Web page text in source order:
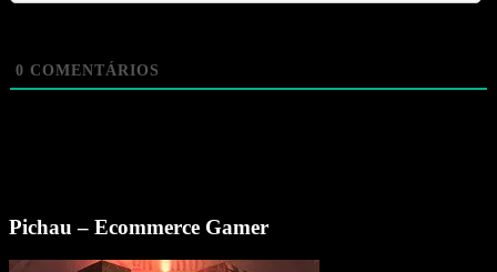
0 COMENTÁRIOS
Pichau – Ecommerce Gamer